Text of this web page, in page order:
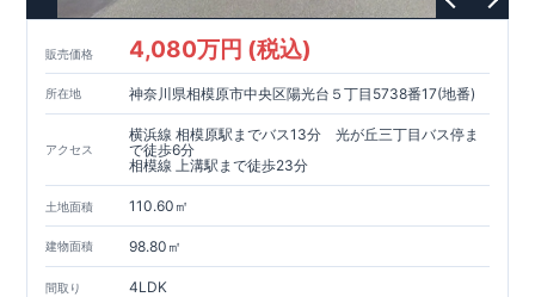
販売価格 4,080万円 (税込)
所在地 神奈川県相模原市中央区陽光台５丁目5738番17(地番)
アクセス
横浜線 相模原駅までバス13分 光が丘三丁目バス停ま
で徒歩6分
相模線 上溝駅まで徒歩23分
土地面積 110.60㎡
建物面積 98.80㎡
間取り 4LDK